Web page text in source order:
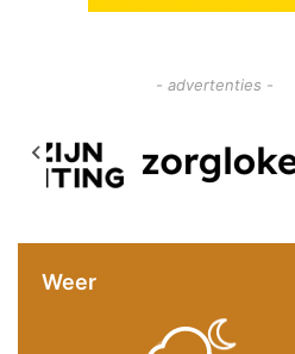
- advertenties -
Weer